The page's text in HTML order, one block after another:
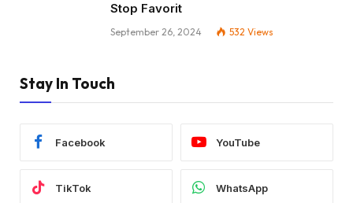
Stop Favorit
September 26, 2024 532 Views
Stay In Touch
Facebook YouTube
TikTok WhatsApp